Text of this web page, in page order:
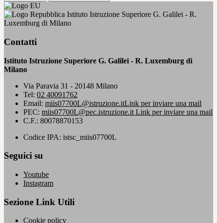
Istituto Istruzione Superiore G. Galilei - R.
Luxemburg di Milano
Contatti
Istituto Istruzione Superiore G. Galilei - R. Luxemburg di
Milano
Via Paravia 31 - 20148 Milano
Tel: 02 40091762
Email: miis07700L@istruzione.itLink per inviare una mail
PEC: miis07700L@pec.istruzione.it Link per inviare una mail
C.F.: 80078870153
Codice IPA: istsc_miis07700L
Seguici su
Youtube
Instagram
Sezione Link Utili
Cookie policy